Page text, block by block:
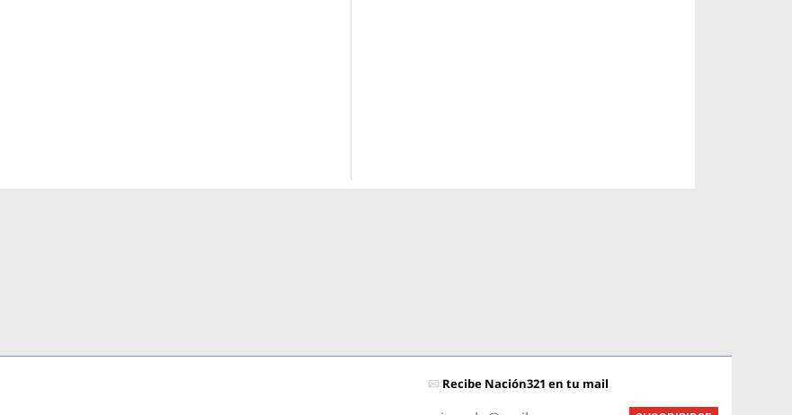
Recibe Nación321 en tu mail